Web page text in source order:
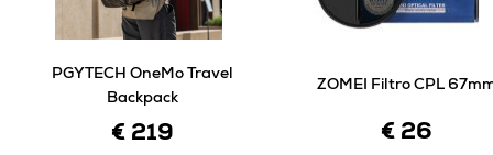
PGYTECH OneMo Travel
Backpack
€ 219
ZOMEI Filtro CPL
€ 26